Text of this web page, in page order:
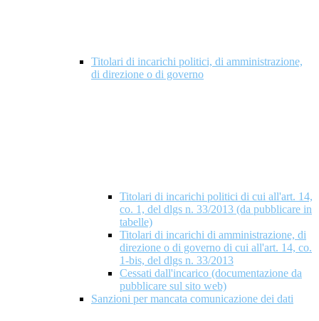
Titolari di incarichi politici, di amministrazione,
di direzione o di governo
Titolari di incarichi politici di cui all'art. 14,
co. 1, del dlgs n. 33/2013 (da pubblicare in
tabelle)
Titolari di incarichi di amministrazione, di
direzione o di governo di cui all'art. 14, co.
1-bis, del dlgs n. 33/2013
Cessati dall'incarico (documentazione da
pubblicare sul sito web)
Sanzioni per mancata comunicazione dei dati